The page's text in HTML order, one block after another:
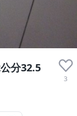
分32.5
3